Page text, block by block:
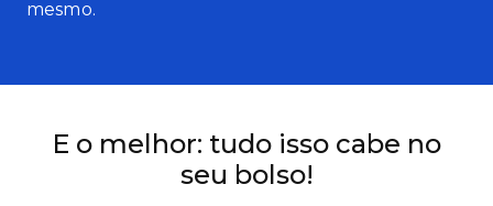
mesmo.
E o melhor: tudo isso cabe no
seu bolso!